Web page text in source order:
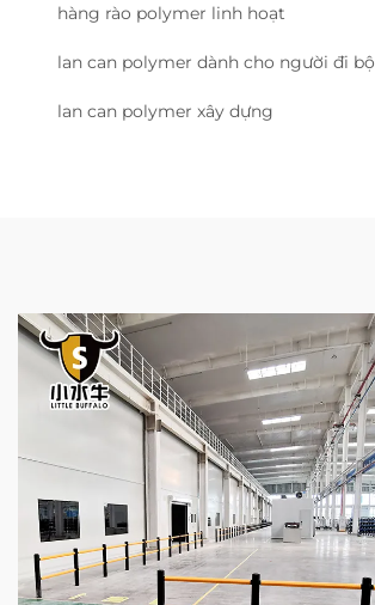
hàng rào polymer linh hoạt
lan can polymer dành cho người đi bộ
lan can polymer xây dựng